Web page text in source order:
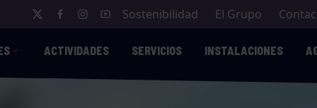
Sostenibilidad El Grupo
ACTIVIDADES SERVICIOS INSTALACIONES